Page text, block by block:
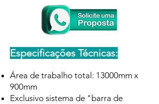
Especificações Técnicas:
Área de trabalho total: 13000mm x
900mm
Exclusivo sistema de "barra de